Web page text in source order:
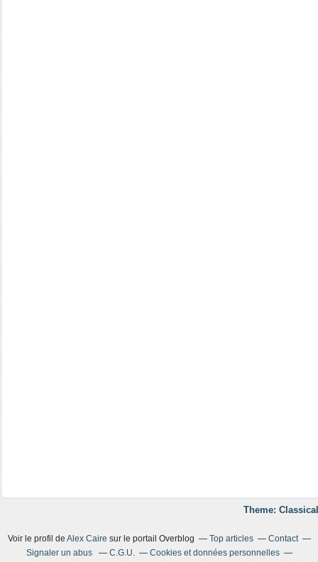
Theme:
Voir le profil de Alex Caire sur le portail Overblog Top articles
Contact
Signaler un abus
C.G.U.
Cookies et données personnelles